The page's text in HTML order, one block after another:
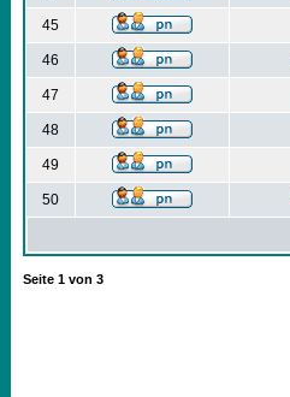
45
46
47
48
49
50
Seite 1 von 3